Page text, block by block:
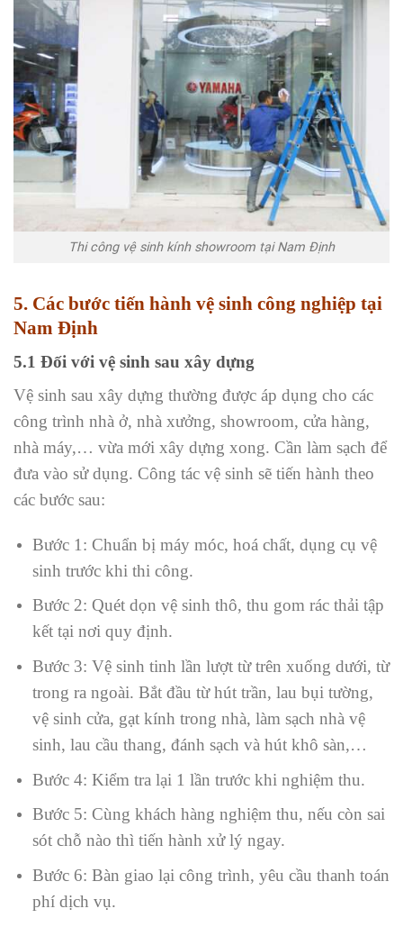
Thi công vệ sinh kính showroom tại Nam Định
5. Các bước tiến hành vệ sinh công nghiệp tại
Nam Định
5.1 Đối với vệ sinh sau xây dựng
Vệ sinh sau xây dựng thường được áp dụng cho các
công trình nhà ở, nhà xưởng, showroom, cửa hàng,
nhà máy,… vừa mới xây dựng xong. Cần làm sạch để
đưa vào sử dụng. Công tác vệ sinh sẽ tiến hành theo
các bước sau:
Bước 1: Chuẩn bị máy móc, hoá chất, dụng cụ vệ
sinh trước khi thi công.
Bước 2: Quét dọn vệ sinh thô, thu gom rác thải tập
kết tại nơi quy định.
Bước 3: Vệ sinh tinh lần lượt từ trên xuống dưới, từ
trong ra ngoài. Bắt đầu từ hút trần, lau bụi tường,
vệ sinh cửa, gạt kính trong nhà, làm sạch nhà vệ
sinh, lau cầu thang, đánh sạch và hút khô sàn,…
Bước 4: Kiểm tra lại 1 lần trước khi nghiệm thu.
Bước 5: Cùng khách hàng nghiệm thu, nếu còn sai
sót chỗ nào thì tiến hành xử lý ngay.
Bước 6: Bàn giao lại công trình, yêu cầu thanh toán
phí dịch vụ.